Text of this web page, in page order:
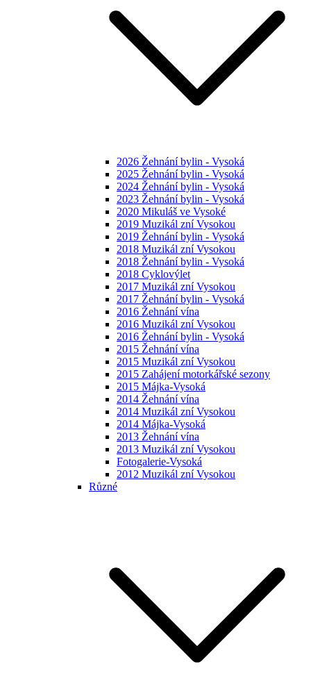
2026 Žehnání bylin - Vysoká
2025 Žehnání bylin - Vysoká
2024 Žehnání bylin - Vysoká
2023 Žehnání bylin - Vysoká
2020 Mikuláš ve Vysoké
2019 Muzikál zní Vysokou
2019 Žehnání bylin - Vysoká
2018 Muzikál zní Vysokou
2018 Žehnání bylin - Vysoká
2018 Cyklovýlet
2017 Muzikál zní Vysokou
2017 Žehnání bylin - Vysoká
2016 Žehnání vína
2016 Muzikál zní Vysokou
2016 Žehnání bylin - Vysoká
2015 Žehnání vína
2015 Muzikál zní Vysokou
2015 Zahájení motorkářské sezony
2015 Májka-Vysoká
2014 Žehnání vína
2014 Muzikál zní Vysokou
2014 Májka-Vysoká
2013 Žehnání vína
2013 Muzikál zní Vysokou
Fotogalerie-Vysoká
2012 Muzikál zní Vysokou
Různé